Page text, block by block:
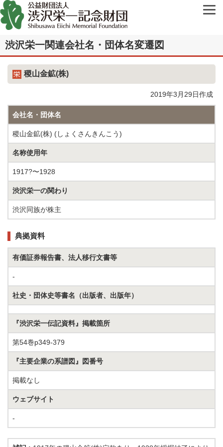
渋沢栄一関連会社名・団体名変遷図
稷山金鉱(株)
2019年3月29日作成
会社名・団体名
稷山金鉱(株) (しょくさんきんこう)
名称使用年
1917?〜1928
渋沢栄一の関わり
渋沢同族が株主
典拠資料
有価証券報告書、法人移行文書等
-
社史・団体史等書名（出版者、出版年）
『渋沢栄一伝記資料』掲載箇所
第54巻p349-379
『主要企業の系譜図』図番号
掲載なし
ウェブサイト
-